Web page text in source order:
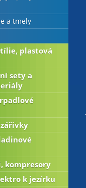
a tmely
plastová
sety a
kompresory
k jezírku